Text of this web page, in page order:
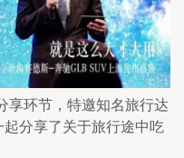
享环节，特邀知名旅行达
分享了关于旅行途中吃